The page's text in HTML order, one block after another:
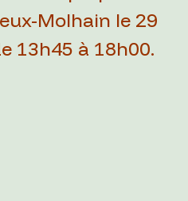
Molhain le 29
13h45 à 18h00.